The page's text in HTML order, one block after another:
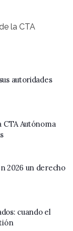
la CTA
autoridades
CTA Autónoma
2026 un derecho
cuando el